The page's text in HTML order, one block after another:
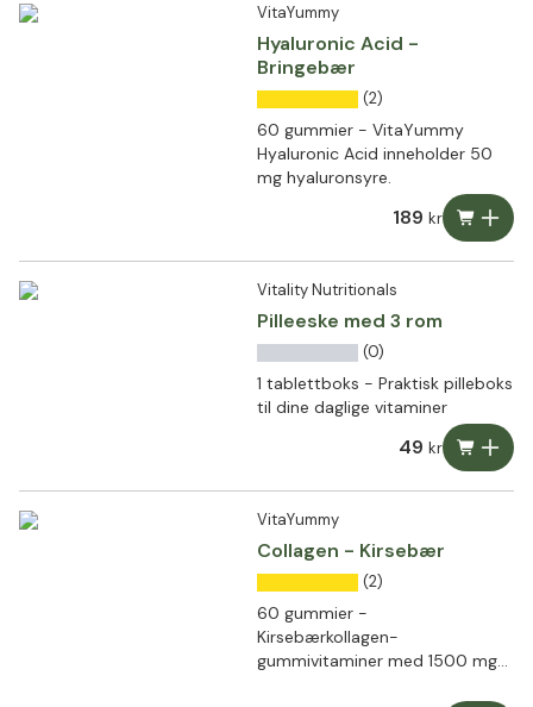
VitaYummy
Hyaluronic Acid -
Bringebær
(2)
60 gummier - VitaYummy
Hyaluronic Acid inneholder 50
mg hyaluronsyre.
189 kr
Vitality Nutritionals
Pilleeske med 3 rom
(0)
1 tablettboks - Praktisk pilleboks
til dine daglige vitaminer
49 kr
VitaYummy
Collagen - Kirsebær
(2)
60 gummier -
Kirsebærkollagen-
gummivitaminer med 1500 mg